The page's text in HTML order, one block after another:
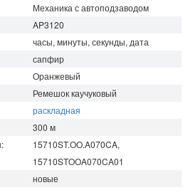
Механика с автоподзаводом
AP3120
часы, минуты, секунды, дата
сапфир
Оранжевый
Ремешок каучуковый
раскладная
300 м
15710ST.OO.A070CA,
15710STOOA070CA01
новые